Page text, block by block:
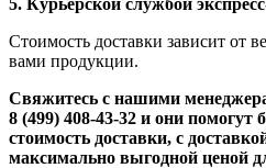
Стоимость доставки зависит от
вами продукции.
Свяжитесь с нашими
8 (499) 408-43-32 и они помогут
стоимость доставки, с
максимально выгодной ценой